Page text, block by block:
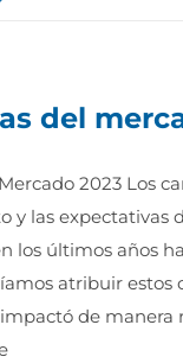
del
2023 Los
y las expectativas
los últimos años
atribuir estos
de manera